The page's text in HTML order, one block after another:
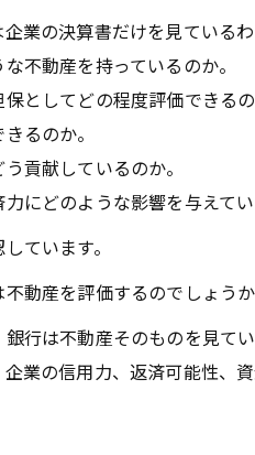
業の決算書だけを見ている
不動産を持っているのか。
保としてどの程度評価できる
るのか。
貢献しているのか。
力にどのような影響を与えて
ています。
動産を評価するのでしょう
行は不動産そのものを見て
業の信用力、返済可能性、